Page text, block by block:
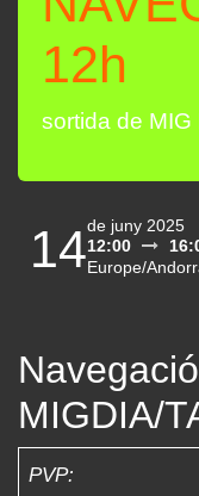
14 12:00
16:00
Europe/
Navegació
PVP:
Preu
ASSACC